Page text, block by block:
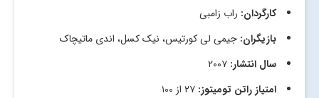
کارگردان: راب زامبی
بازیگران: جیمی لی کورتیس، نیک کسل، اندی ماتیچاک
سال انتشار:
امتیاز راتن تومیتوز: